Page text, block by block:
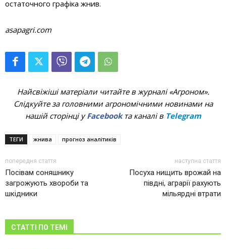
остаточного графіка жнив.
asapagri.com
Найсвіжіші матеріали читайте в журналі «Агроном».
Слідкуйте за головними агрономічними новинами на
нашій сторінці уFacebookта каналі в Telegram
ТЕГИ жнива прогноз аналітиків
попередня стаття
Посівам соняшнику
загрожують хвороби та
шкідники
наступна стаття
Посуха нищить врожай на
півдні, аграрії рахують
мільярдні втрати
СТАТТІ ПО ТЕМІ